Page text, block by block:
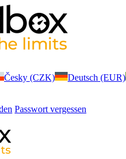
Česky (CZK) Deutsch (EUR)
Passwort vergessen